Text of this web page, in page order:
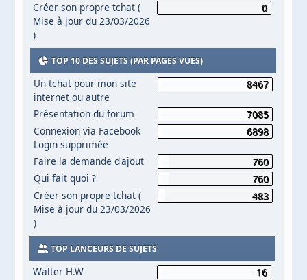
Créer son propre tchat (
Mise à jour du 23/03/2026
)
0
TOP 10 DES SUJETS (PAR PAGES VUES)
Un tchat pour mon site
internet ou autre
8467
Présentation du forum
7085
Connexion via Facebook
Login supprimée
6898
Faire la demande d'ajout
760
Qui fait quoi ?
760
Créer son propre tchat (
Mise à jour du 23/03/2026
)
483
TOP LANCEURS DE SUJETS
Walter H.W
16